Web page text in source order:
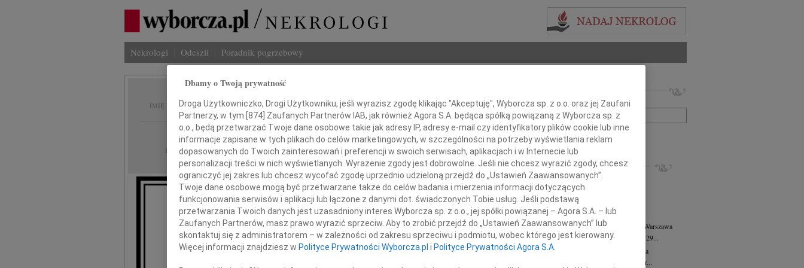
Nekrologi Odeszli Poradnik pogrzebowy
IMIĘ I NAZWISKO: Ireneusz Rychliński
REGION: Warszawa
DATA EMISJI: 16.08.2011
Żegnamy z głębokim smutkiem
Ireneusza Rychlińskiego
Imię i nazwisko lub numer ogłoszenia:
+ szukanie zaawansowane
INNE NEKROLOGI
07.08.2026Warszawa
Dziekanie Wydziału dr hab. Julii Kubisie,...
07.08.2026Warszawa
Naszej kochanej i dzielnej Marylce Butruk...
Jacek Tadeusz Duniecwiek: 79
Warszawa
Z wielkim żalem przyjęliśmy wiadomość, że 29...
Małgorzata Kościelska
Warszawa
W dniu 3 sierpnia 2026 roku zmarła Profesor...
Dbamy o Twoją prywatność
Droga Użytkowniczko, Drogi Użytkowniku, jeśli wyrazisz zgodę klikając "Akceptuję", Wyborcza sp. z o.o. oraz jej Zaufani
Partnerzy, w tym [ 874 ] Zaufanych Partnerów IAB, jak również Agora S.A. będąca spółką powiązaną z Wyborcza sp. z
o.o., będą przetwarzać Twoje dane osobowe takie jak adresy IP, adresy e-mail czy identyfikatory plików cookie lub inne
informacje zapisane w tych plikach do celów marketingowych, w szczególności na potrzeby wyświetlania reklam
dopasowanych do Twoich zainteresowań i preferencji w swoich serwisach, aplikacjach i w Internecie lub
personalizacji treści w nich wyświetlanych. Wyrażenie zgody jest dobrowolne. Jeśli nie chcesz wyrazić zgody, chcesz
ograniczyć jej zakres lub chcesz wycofać zgodę uprzednio udzieloną przejdź do „Ustawień Zaawansowanych”.
Twoje dane osobowe mogą być przetwarzane także do celów badania i mierzenia informacji dotyczących
funkcjonowania serwisów i aplikacji lub łączone z danymi dot. świadczonych Tobie usług. Jeśli podstawą
przetwarzania Twoich danych jest uzasadniony interes Wyborcza sp. z o.o., jej spółki powiązanej – Agora S.A. – lub
Zaufanych Partnerów, masz prawo wyrazić sprzeciw. Aby to zrobić przejdź do „Ustawień Zaawansowanych” lub
skontaktuj się z administratorem – w zależności od zakresu sprzeciwu i podmiotu, wobec którego jest kierowany.
Więcej informacji znajdziesz w Polityce Prywatności Wyborcza.pl i Polityce Prywatności Agora S.A.